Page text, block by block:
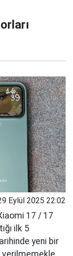
Eylül 2025 22:02
17 / 17
ilk 5
yeni bir
verilmemekle